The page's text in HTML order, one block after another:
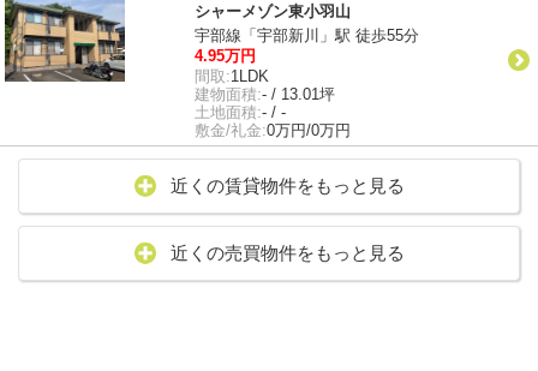
シャーメゾン東小羽山
宇部線「宇部新川」駅 徒歩55分
4.95万円
間取:1LDK
建物面積:- / 13.01坪
土地面積:- / -
敷金/礼金:0万円/0万円
近くの賃貸物件をもっと見る
近くの売買物件をもっと見る